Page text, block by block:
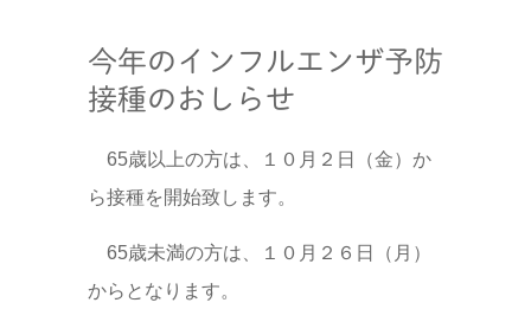
今年のインフルエンザ予防
接種のおしらせ
65歳以上の方は、１０月２日（金）か
ら接種を開始致します。
65歳未満の方は、１０月２６日（月）
からとなります。